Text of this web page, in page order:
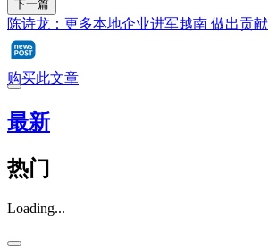
下一篇
陈诗龙：更多本地企业进军越南 做出贡献
购买此文章
最新
热门
Loading...